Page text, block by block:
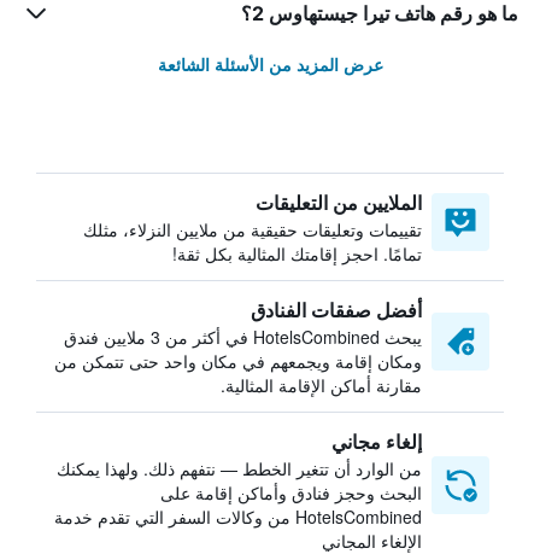
ما هو رقم هاتف تيرا جيستهاوس 2؟
عرض المزيد من الأسئلة الشائعة
الملايين من التعليقات
تقييمات وتعليقات حقيقية من ملايين النزلاء، مثلك
تمامًا. احجز إقامتك المثالية بكل ثقة!
أفضل صفقات الفنادق
يبحث HotelsCombined في أكثر من 3 ملايين فندق
ومكان إقامة ويجمعهم في مكان واحد حتى تتمكن من
مقارنة أماكن الإقامة المثالية.
إلغاء مجاني
من الوارد أن تتغير الخطط — نتفهم ذلك. ولهذا يمكنك
البحث وحجز فنادق وأماكن إقامة على
HotelsCombined من وكالات السفر التي تقدم خدمة
الإلغاء المجاني